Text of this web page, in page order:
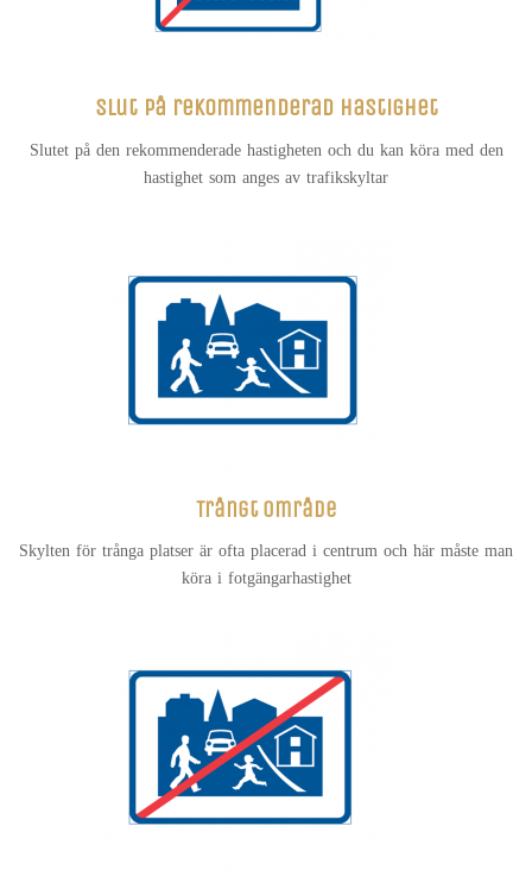
Slut på rekommenderad hastighet
Slutet på den rekommenderade hastigheten och du kan köra med den
hastighet som anges av trafikskyltar
Trångt område
Skylten för trånga platser är ofta placerad i centrum och här måste man
köra i fotgängarhastighet